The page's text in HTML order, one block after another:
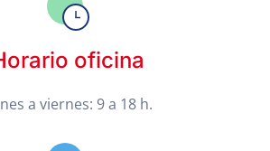
oficina
a viernes: 9 a 18 h.